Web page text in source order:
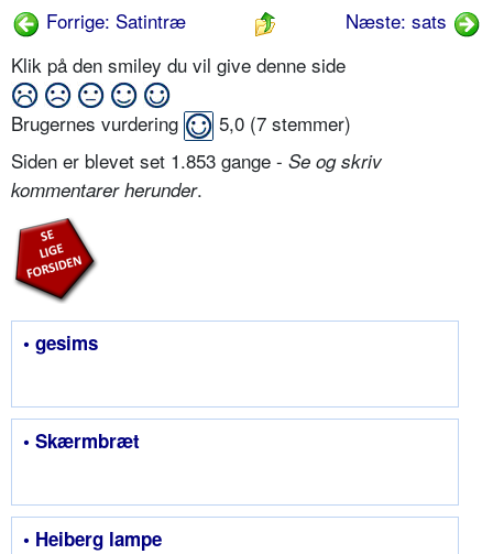
Forrige: Satintræ
Næste: sats
Klik på den smiley du vil give denne side
Brugernes vurdering 5,0 (7 stemmer)
Siden er blevet set 1.853 gange - Se og skriv
kommentarer herunder.
• gesims
• Skærmbræt
• Heiberg lampe